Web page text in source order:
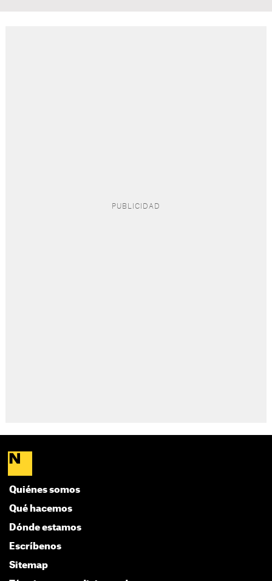
Quiénes somos
Qué hacemos
Dónde estamos
Escríbenos
Sitemap